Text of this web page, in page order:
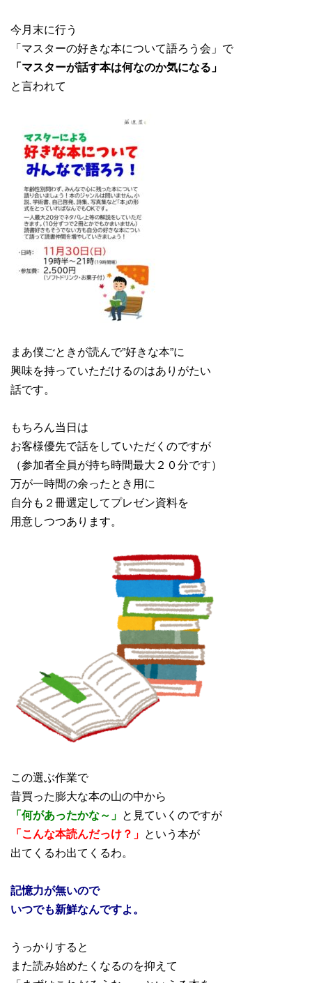
今月末に行う
「マスターの好きな本について語ろう会」で
「マスターが話す本は何なのか気になる」
と言われて
まあ僕ごときが読んで”好きな本”に
興味を持っていただけるのはありがたい
話です。
もちろん当日は
お客様優先で話をしていただくのですが
（参加者全員が持ち時間最大２０分です）
万が一時間の余ったとき用に
自分も２冊選定してプレゼン資料を
用意しつつあります。
この選ぶ作業で
昔買った膨大な本の山の中から
「何があったかな～」 と見ていくのですが
「こんな本読んだっけ？」 という本が
出てくるわ出てくるわ。
記憶力が無いので
いつでも新鮮なんですよ。
うっかりすると
また読み始めたくなるのを抑えて